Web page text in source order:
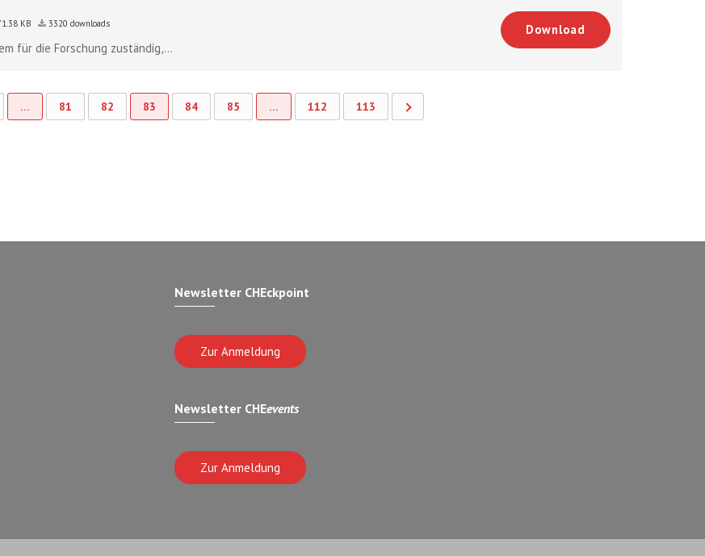
KB 3320 downloads
für die Forschung zuständig,...
Download
… 81 82 83 84 85 … 112 113
Newsletter CHEckpoint
Zur Anmeldung
Newsletter CHEevents
Zur Anmeldung